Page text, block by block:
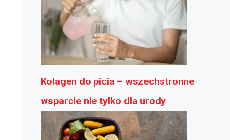
Kolagen do picia – wszechstronne
wsparcie nie tylko dla urody